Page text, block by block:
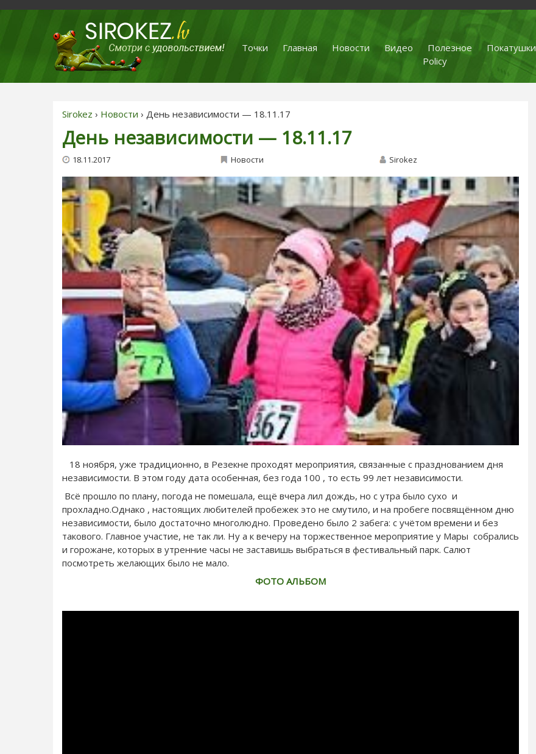
Точки Главная Новости Видео Полезное Покатушки
Policy
Sirokez › Новости › День независимости — 18.11.17
День независимости — 18.11.17
18.11.2017 Новости Sirokez
18 ноября, уже традиционно, в Резекне проходят мероприятия, связанные с празднованием дня
независимости. В этом году дата особенная, без года 100 , то есть 99 лет независимости.
Всё прошло по плану, погода не помешала, ещё вчера лил дождь, но с утра было сухо и
прохладно.Однако , настоящих любителей пробежек это не смутило, и на пробеге посвящённом дню
независимости, было достаточно многолюдно. Проведено было 2 забега: с учётом времени и без
такового. Главное участие, не так ли. Ну а к вечеру на торжественное мероприятие у Мары собрались
и горожане, которых в утренние часы не заставишь выбраться в фестивальный парк. Салют
посмотреть желающих было не мало.
ФОТО АЛЬБОМ